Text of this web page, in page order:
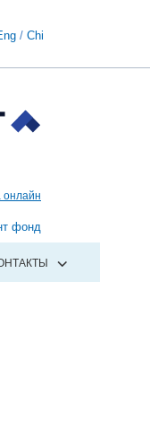
/ Chi
онлайн
фонд